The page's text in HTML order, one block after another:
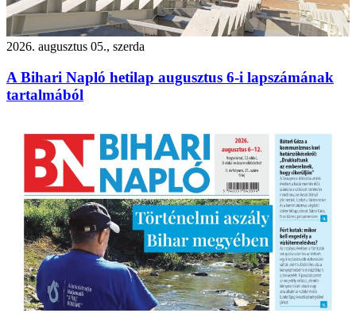
2026. augusztus 05., szerda
A Bihari Napló hetilap augusztus 6-i lapszámának
tartalmából